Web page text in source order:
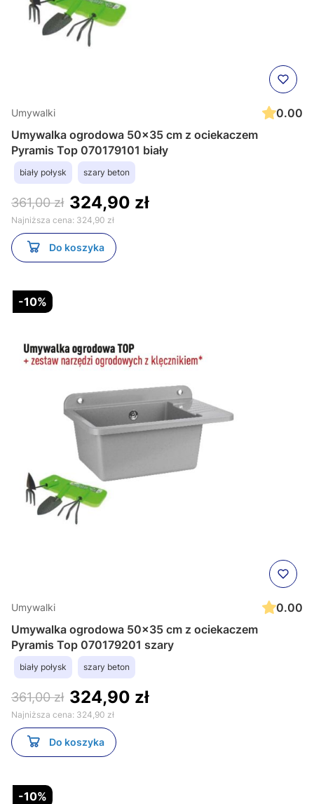
Umywalki
0.00
Umywalka ogrodowa 50x35 cm z ociekaczem
Pyramis Top 070179101 biały
biały połysk szary beton
361,00 zł 324,90 zł
Najniższa cena: 324,90 zł
Do koszyka
-10%
Umywalki
0.00
Umywalka ogrodowa 50x35 cm z ociekaczem
Pyramis Top 070179201 szary
biały połysk szary beton
361,00 zł 324,90 zł
Najniższa cena: 324,90 zł
Do koszyka
-10%